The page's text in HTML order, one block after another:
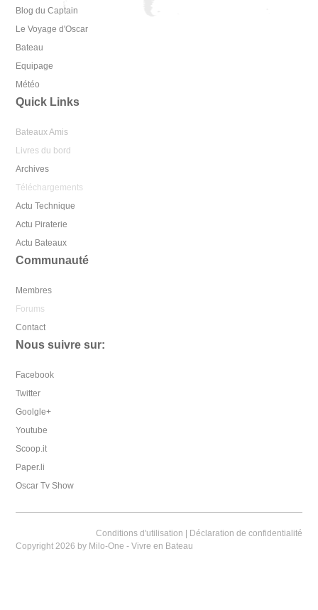
Blog du Captain
Le Voyage d'Oscar
Bateau
Equipage
Météo
Quick Links
Bateaux Amis
Livres du bord
Archives
Téléchargements
Actu Technique
Actu Piraterie
Actu Bateaux
Communauté
Membres
Forums
Contact
Nous suivre sur:
Facebook
Twitter
Goolgle+
Youtube
Scoop.it
Paper.li
Oscar Tv Show
Conditions d'utilisation
Déclaration de confidentialité
Copyright 2026 by Milo-One - Vivre en Bateau